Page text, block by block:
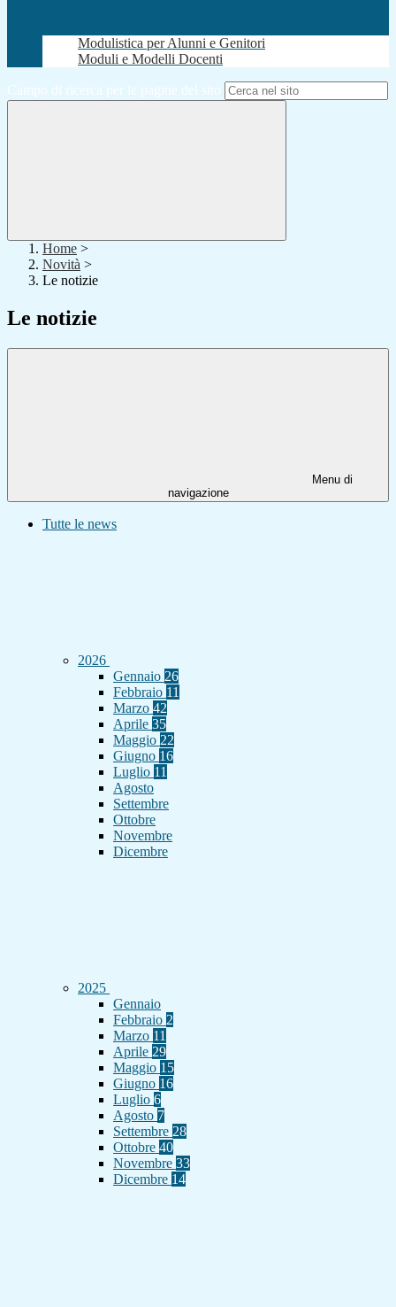
Modulistica per Alunni e Genitori
Moduli e Modelli Docenti
Campo di ricerca per le pagine del sito
Home >
Novità >
Le notizie
Le notizie
Menu di
navigazione
Tutte le news
2026
Gennaio 26
Febbraio 11
Marzo 42
Aprile 35
Maggio 22
Giugno 16
Luglio 11
Agosto
Settembre
Ottobre
Novembre
Dicembre
2025
Gennaio
Febbraio 2
Marzo 11
Aprile 29
Maggio 15
Giugno 16
Luglio 6
Agosto 7
Settembre 28
Ottobre 40
Novembre 33
Dicembre 14